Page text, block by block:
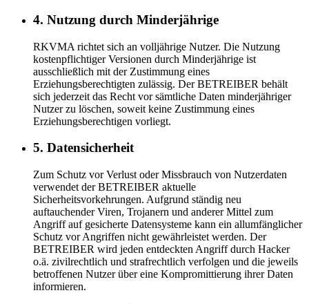
4. Nutzung durch Minderjährige
RKVMA richtet sich an volljährige Nutzer. Die Nutzung
kostenpflichtiger Versionen durch Minderjährige ist
ausschließlich mit der Zustimmung eines
Erziehungsberechtigten zulässig. Der BETREIBER behält
sich jederzeit das Recht vor sämtliche Daten minderjähriger
Nutzer zu löschen, soweit keine Zustimmung eines
Erziehungsberechtigen vorliegt.
5. Datensicherheit
Zum Schutz vor Verlust oder Missbrauch von Nutzerdaten
verwendet der BETREIBER aktuelle
Sicherheitsvorkehrungen. Aufgrund ständig neu
auftauchender Viren, Trojanern und anderer Mittel zum
Angriff auf gesicherte Datensysteme kann ein allumfänglicher
Schutz vor Angriffen nicht gewährleistet werden. Der
BETREIBER wird jeden entdeckten Angriff durch Hacker
o.ä. zivilrechtlich und strafrechtlich verfolgen und die jeweils
betroffenen Nutzer über eine Kompromittierung ihrer Daten
informieren.